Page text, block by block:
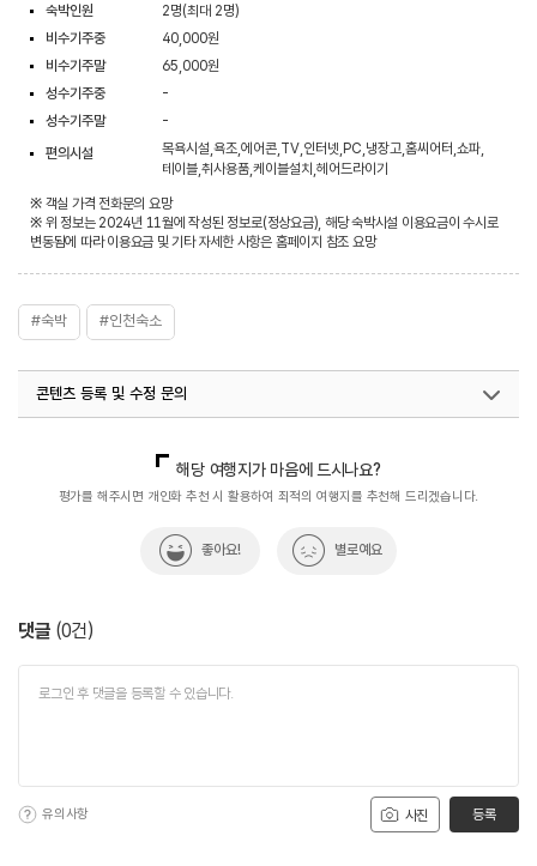
숙박인원
2명(최대 2명)
비수기주중
40,000원
비수기주말
65,000원
성수기주중
-
성수기주말
-
편의시설
목욕시설,욕조,에어콘,TV,인터넷,PC,냉장고,홈씨어터,쇼파,
테이블,취사용품,케이블설치,헤어드라이기
※ 객실 가격 전화문의 요망
※ 위 정보는 2024년 11월에 작성된 정보로(정상요금), 해당 숙박시설 이용요금이 수시로
변동됨에 따라 이용요금 및 기타 자세한 사항은 홈페이지 참조 요망
#숙박 #인천숙소
콘텐츠 등록 및 수정 문의
해당 여행지가 마음에 드시나요?
평가를 해주시면 개인화 추천 시 활용하여 최적의 여행지를 추천해 드리겠습니다.
좋아요! 별로예요
댓글 (0건)
사진
유의사항 등록